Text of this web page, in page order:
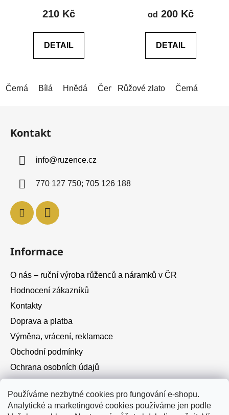
Používáme nezbytné cookies pro fungování e-shopu.
Analytické a marketingové cookies používáme jen podle
produktu
z
210 Kč
DETAIL
Černá Bílá Hnědá Červená Modrá (tmavá)
produktu
z
od 200 Kč
DETAIL
Růžové zlato Černá
Kontakt
info@ruzence.cz
770 127 750; 705 126 188
Informace
O nás – ruční výroba růženců a náramků v ČR
Hodnocení zákazníků
Kontakty
Doprava a platba
Výměna, vrácení, reklamace
Obchodní podmínky
Ochrana osobních údajů